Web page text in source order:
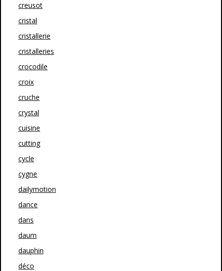
creusot
cristal
cristallerie
cristalleries
crocodile
croix
cruche
crystal
cuisine
cutting
cycle
cygne
dailymotion
dance
dans
daum
dauphin
déco